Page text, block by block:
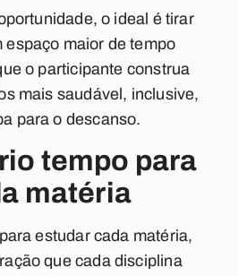
o ideal é tirar
espaço maior de tempo
o participante construa
mais saudável, inclusive,
para o descanso.
tempo para
matéria
estudar cada matéria,
que cada disciplina